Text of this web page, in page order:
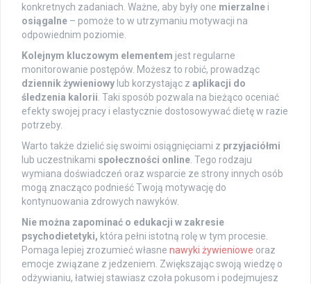
konkretnych zadaniach. Ważne, aby były one mierzalne i
osiągalne – pomoże to w utrzymaniu motywacji na
odpowiednim poziomie.
Kolejnym kluczowym elementem jest regularne
monitorowanie postępów. Możesz to robić, prowadząc
dziennik żywieniowy lub korzystając z aplikacji do
śledzenia kalorii . Taki sposób pozwala na bieżąco oceniać
efekty swojej pracy i elastycznie dostosowywać dietę w razie
potrzeby.
Warto także dzielić się swoimi osiągnięciami z przyjaciółmi
lub uczestnikami społeczności online . Tego rodzaju
wymiana doświadczeń oraz wsparcie ze strony innych osób
mogą znacząco podnieść Twoją motywację do
kontynuowania zdrowych nawyków.
Nie można zapominać o edukacji w zakresie
psychodietetyki, która pełni istotną rolę w tym procesie.
Pomaga lepiej zrozumieć własne nawyki żywieniowe oraz
emocje związane z jedzeniem. Zwiększając swoją wiedzę o
odżywianiu, łatwiej stawiasz czoła pokusom i podejmujesz